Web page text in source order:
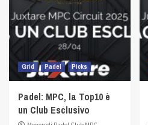
Grid Padel Picks
Padel: MPC, la Top10 è
un Club Esclusivo